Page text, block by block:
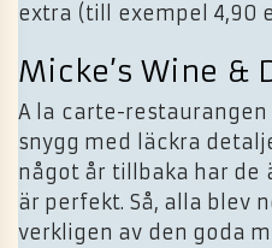
extra (till exempel 4,90
Micke’s Wine &
A la carte-restaurangen
snygg med läckra
något år tillbaka har de
är perfekt. Så, alla blev
verkligen av den goda